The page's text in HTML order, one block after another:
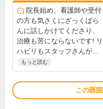
院長始め、看護師や受付
の方も気さくにざっくばら
んに話しかけてくださり、
治療も苦にならないです! リ
ハビリもスタッフさんが...
もっと読む
この医